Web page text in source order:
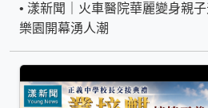
• 漾新聞｜火車醫院華麗變身親
樂園開幕湧人潮